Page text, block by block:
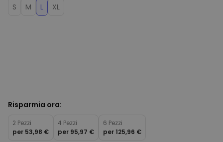
S M L XL
Risparmia ora:
2 Pezzi
per 53,98 €
4 Pezzi
per 95,97 €
6 Pezzi
per 125,96 €